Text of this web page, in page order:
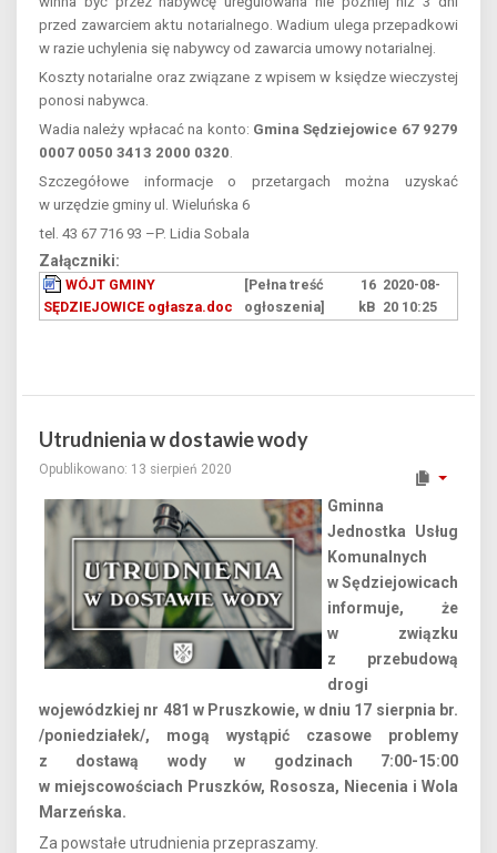
przed zawarciem aktu notarialnego. Wadium ulega przepadkowi
w razie uchylenia się nabywcy od zawarcia umowy notarialnej.
Koszty notarialne oraz związane z wpisem w księdze wieczystej
ponosi nabywca.
Wadia należy wpłacać na konto: Gmina Sędziejowice 67 9279
0007 0050 3413 2000 0320.
Szczegółowe informacje o przetargach można uzyskać
w urzędzie gminy ul. Wieluńska 6
tel. 43 67 716 93 –P. Lidia Sobala
Załączniki:
WÓJT GMINY
SĘDZIEJOWICE ogłasza.doc
[Pełna treść
ogłoszenia]
16
kB
2020-08-
20 10:25
Utrudnienia w dostawie wody
Opublikowano: 13 sierpień 2020
Gminna
Jednostka Usług
Komunalnych
w Sędziejowicach
informuje, że
w związku
z przebudową
drogi
wojewódzkiej nr 481 w Pruszkowie, w dniu 17 sierpnia br.
/poniedziałek/, mogą wystąpić czasowe problemy
z dostawą wody w godzinach 7:00-15:00
w miejscowościach Pruszków, Rososza, Niecenia i Wola
Marzeńska.
Za powstałe utrudnienia przepraszamy.